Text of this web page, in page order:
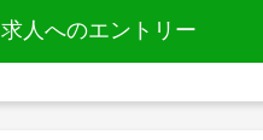
求人へのエントリー